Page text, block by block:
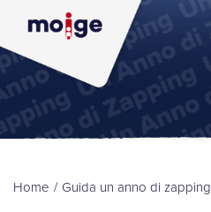
Home / Guida un anno di zapping